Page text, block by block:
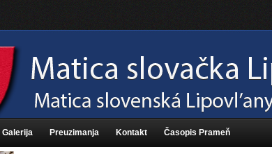
Galerija Preuzimanja Kontakt Časopis Prameň